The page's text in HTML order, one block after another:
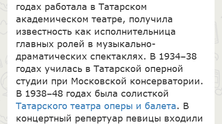
годах работала в Татарском
академическом театре, получила
известность как исполнительница
главных ролей в музыкально-
драматических спектаклях. В 1934–38
годах училась в Татарской оперной
студии при Московской консерватории.
В 1938–48 годах была солисткой
Татарского театра оперы и балета. В
концертный репертуар певицы входили